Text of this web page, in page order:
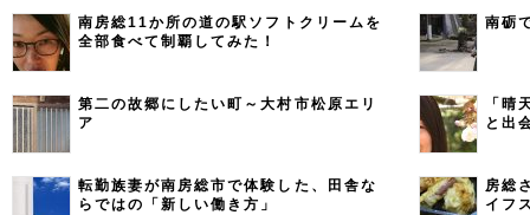
南房総11か所の道の駅ソフトクリームを
全部食べて制覇してみた！
南砺
第二の故郷にしたい町～大村市松原エリ
ア
「晴
と出
転勤族妻が南房総市で体験した、田舎な
らではの「新しい働き方」
房総
イフ